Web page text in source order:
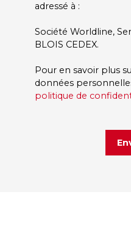
adressé à :
Société Worldline,
BLOIS CEDEX.
Pour en savoir plus
données
politique de